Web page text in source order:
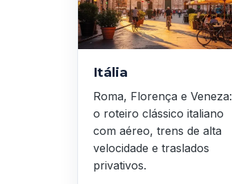
Itália
Roma, Florença e Veneza:
o roteiro clássico italiano
com aéreo, trens de alta
velocidade e traslados
privativos.